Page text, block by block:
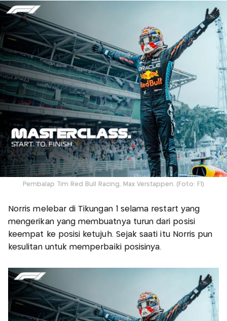
Pembalap Tim Red Bull Racing, Max Verstappen. (Foto: F1)
Norris melebar di Tikungan 1 selama restart yang
mengerikan yang membuatnya turun dari posisi
keempat ke posisi ketujuh. Sejak saati itu Norris pun
kesulitan untuk memperbaiki posisinya.